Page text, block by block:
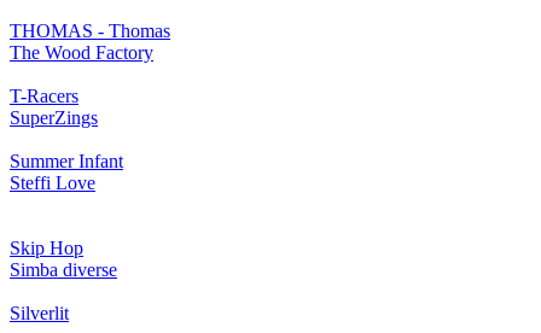
THOMAS - Thomas
The Wood Factory
T-Racers
SuperZings
Summer Infant
Steffi Love
Skip Hop
Simba diverse
Silverlit